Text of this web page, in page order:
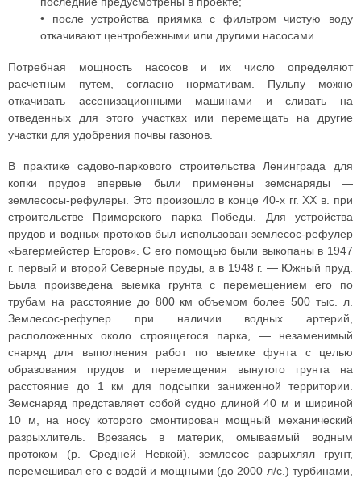
• после устройства приямка с фильтром чистую воду
откачивают центробежными или другими насосами.
Потребная мощность насосов и их число определяют
расчетным путем, согласно нормативам. Пульпу можно
откачивать ассенизационными машинами и сливать на
отведенных для этого участках или перемещать на другие
участки для удобрения почвы газонов.
В практике садово-паркового строительства Ленинграда для
копки прудов впервые были применены земснаряды —
землесосы-рефулеры. Это произошло в конце 40-х гг. XX в. при
строительстве Приморского парка Победы. Для устройства
прудов и водных протоков был использован землесос-рефулер
«Багермейстер Егоров». С его помощью были выкопаны в 1947
г. первый и второй Северные пруды, а в 1948 г. — Южный пруд.
Была произведена выемка грунта с перемещением его по
трубам на расстояние до 800 км объемом более 500 тыс. л.
Землесос-рефулер при наличии водных артерий,
расположенных около строящегося парка, — незаменимый
снаряд для выполнения работ по выемке фунта с целью
образования прудов и перемещения вынутого грунта на
расстояние до 1 км для подсыпки заниженной территории.
Земснаряд представляет собой судно длиной 40 м и шириной
10 м, на носу которого смонтирован мощный механический
разрыхлитель. Врезаясь в материк, омываемый водным
протоком (р. Средней Невкой), землесос разрыхлял грунт,
перемешивал его с водой и мощными (до 2000 л/с.) турбинами,